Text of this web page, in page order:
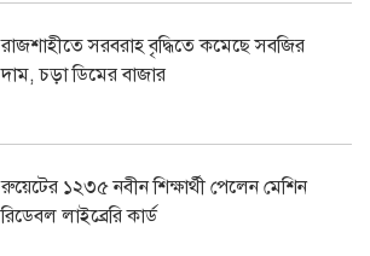
রাজশাহীতে সরবরাহ বৃদ্ধিতে কমেছে সবজির
দাম, চড়া ডিমের বাজার
রুয়েটের ১২৩৫ নবীন শিক্ষার্থী পেলেন মেশিন
রিডেবল লাইব্রেরি কার্ড